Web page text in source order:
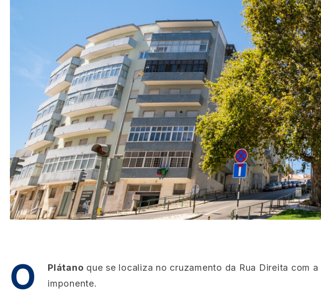
O Plátano que se localiza no cruzamento da Rua Direita com
imponente.